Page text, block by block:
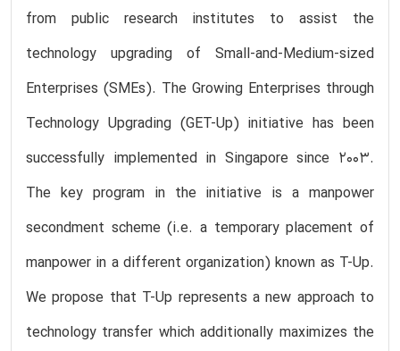
from public research institutes to assist the
technology upgrading of Small-and-Medium-sized
Enterprises (SMEs). The Growing Enterprises through
Technology Upgrading (GET-Up) initiative has been
successfully implemented in Singapore since 2003.
The key program in the initiative is a manpower
secondment scheme (i.e. a temporary placement of
manpower in a different organization) known as T-Up.
We propose that T-Up represents a new approach to
technology transfer which additionally maximizes the